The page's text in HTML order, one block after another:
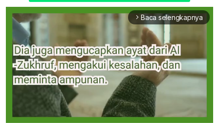
arrow_forward_ios Baca selengkapnya